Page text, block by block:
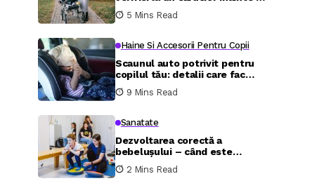
cumpărare
5 Mins Read
Haine Si Accesorii Pentru Copii
Scaunul auto potrivit pentru
copilul tău: detalii care fac
diferența în siguranță și
confort
9 Mins Read
Sanatate
Dezvoltarea corectă a
bebelușului – când este
necesară kinetoterapia și care
sunt beneficiile?
2 Mins Read